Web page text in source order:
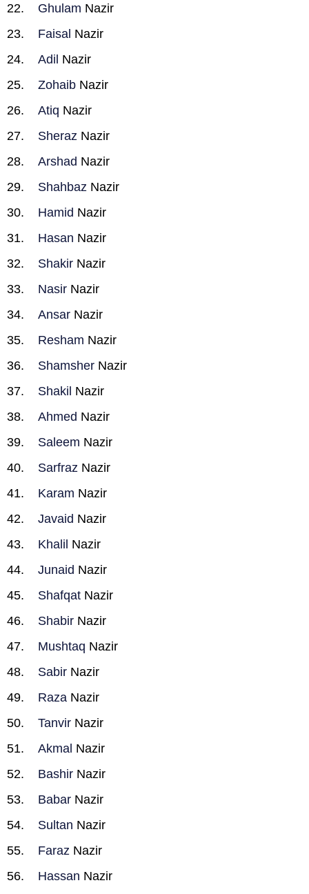
Ghulam Nazir
Faisal Nazir
Adil Nazir
Zohaib Nazir
Atiq Nazir
Sheraz Nazir
Arshad Nazir
Shahbaz Nazir
Hamid Nazir
Hasan Nazir
Shakir Nazir
Nasir Nazir
Ansar Nazir
Resham Nazir
Shamsher Nazir
Shakil Nazir
Ahmed Nazir
Saleem Nazir
Sarfraz Nazir
Karam Nazir
Javaid Nazir
Khalil Nazir
Junaid Nazir
Shafqat Nazir
Shabir Nazir
Mushtaq Nazir
Sabir Nazir
Raza Nazir
Tanvir Nazir
Akmal Nazir
Bashir Nazir
Babar Nazir
Sultan Nazir
Faraz Nazir
Hassan Nazir